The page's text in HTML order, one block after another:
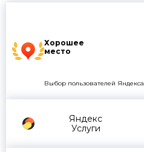
Хорошее
место
Выбор пользователей Яндекса
Яндекс
Услуги